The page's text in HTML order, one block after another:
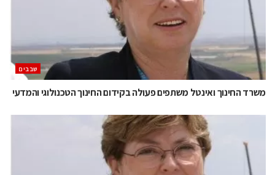
‫שבבים‬
משרד החינוך ואינטל משתפים פעולה בקידום החינוך הטכנולוגי והמדעי